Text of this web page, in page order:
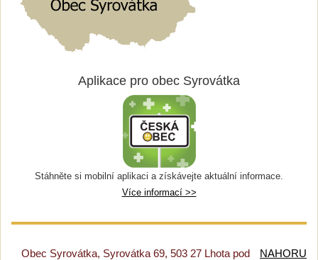
Aplikace pro obec Syrovátka
Stáhněte si mobilní aplikaci a získávejte aktuální informace.
Více informací >>
NAHORU
Obec Syrovátka, Syrovátka 69, 503 27 Lhota pod